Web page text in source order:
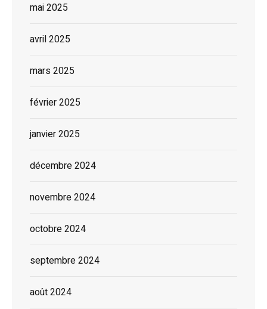
mai 2025
avril 2025
mars 2025
février 2025
janvier 2025
décembre 2024
novembre 2024
octobre 2024
septembre 2024
août 2024